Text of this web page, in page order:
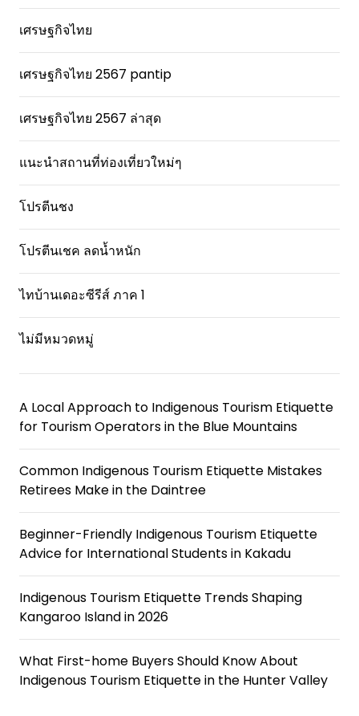
เศรษฐกิจไทย
เศรษฐกิจไทย 2567 pantip
เศรษฐกิจไทย 2567 ล่าสุด
แนะนำสถานที่ท่องเที่ยวใหม่ๆ
โปรตีนชง
โปรตีนเชค ลดน้ำหนัก
ไทบ้านเดอะซีรีส์ ภาค 1
ไม่มีหมวดหมู่
A Local Approach to Indigenous Tourism Etiquette
for Tourism Operators in the Blue Mountains
Common Indigenous Tourism Etiquette Mistakes
Retirees Make in the Daintree
Beginner-Friendly Indigenous Tourism Etiquette
Advice for International Students in Kakadu
Indigenous Tourism Etiquette Trends Shaping
Kangaroo Island in 2026
What First-home Buyers Should Know About
Indigenous Tourism Etiquette in the Hunter Valley